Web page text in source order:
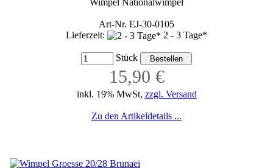
Wimpel Nationalwimpel
Art-Nr. EJ-30-0105
Lieferzeit:
2 - 3 Tage*
Stück
15,90 €
inkl. 19% MwSt, zzgl. Versand
Zu den Artikeldetails ...